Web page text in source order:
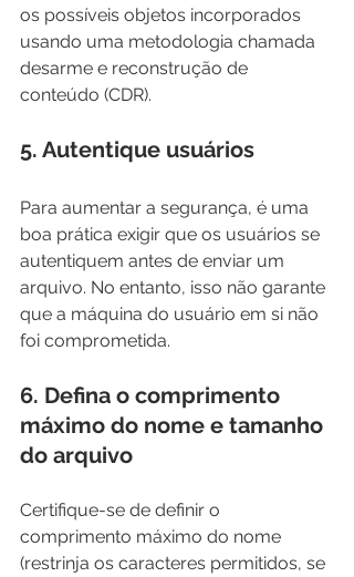
os possíveis objetos incorporados
usando uma metodologia chamada
desarme e reconstrução de
conteúdo (CDR).
5. Autentique usuários
Para aumentar a segurança, é uma
boa prática exigir que os usuários se
autentiquem antes de enviar um
arquivo. No entanto, isso não garante
que a máquina do usuário em si não
foi comprometida.
6. Defina o comprimento
máximo do nome e tamanho
do arquivo
Certifique-se de definir o
comprimento máximo do nome
(restrinja os caracteres permitidos, se